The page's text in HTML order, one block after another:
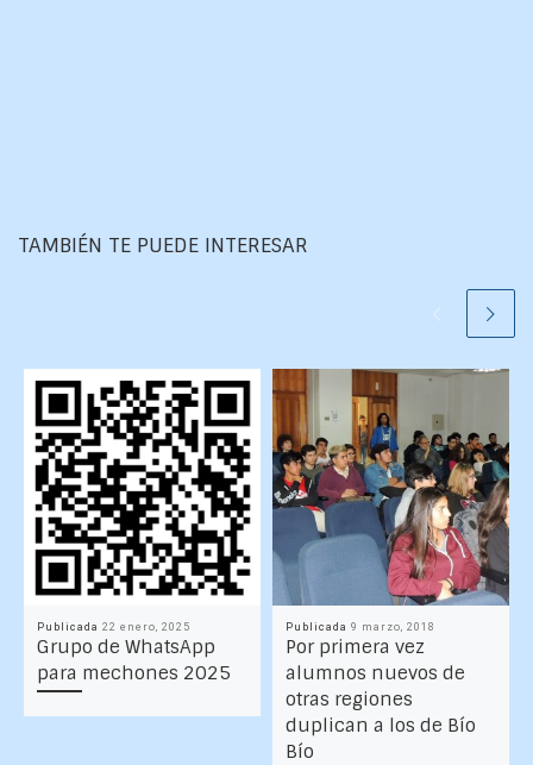
TAMBIÉN TE PUEDE INTERESAR
Publicada 22 enero, 2025
Grupo de WhatsApp
para mechones 2025
Publicada 9 marzo, 2018
Por primera vez
alumnos nuevos de
otras regiones
duplican a los de Bío
Bío